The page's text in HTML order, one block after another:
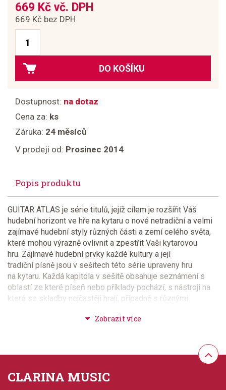
669 Kč vč. DPH
669 Kč bez DPH
DO KOŠÍKU
Dostupnost: na dotaz
Cena za: ks
Záruka: 24 měsíců
V prodeji od: Prosinec 2014
Popis produktu
GUITAR ATLAS je série titulů, jejíž cílem je rozšířit Váš
hudební horizont ve hře na kytaru o nové netradiční a velmi
zajímavé hudební styly různých části a zemí celého světa,
které mohou výrazně ovlivnit a zpestřit Vaši kytarovou
hru. Zajímavé hudební prvky každé kultury a její
tradiční písně jsou v sešitech této série upraveny hru
na kytaru. Každá kapitola v sešitě obsahuje seznámení s
oblastí ze které píseň nebo příklady pochází, s nástroji na
které se skladby nejčastěji hrají, případně s různými
správnému předvedení skladby. Většina v sešitě uvedených
provedení většiny v sešitě uvedených příkladů a písní pro
Vaši lepší představu, jak má hudba dané země znít. Tento
titul Vám nabízí seznámení se hudebními prvky, styly a
CLARINA MUSIC